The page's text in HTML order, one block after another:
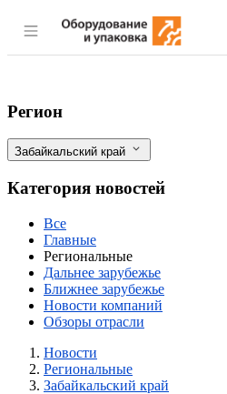
Раздел навигации
Забайкальские
Фильтры
Регион
Забайкальский край
Категория новостей
Все
Главные
Региональные
Дальнее зарубежье
Ближнее зарубежье
Новости компаний
Обзоры отрасли
Новости
Разделы
Новости
Региональные
Забайкальский край